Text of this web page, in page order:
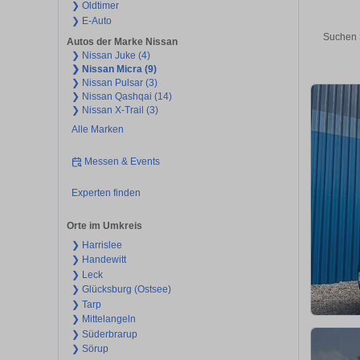
❯ Oldtimer
❯ E-Auto
Autos der Marke Nissan
❯ Nissan Juke (4)
❯ Nissan Micra (9)
❯ Nissan Pulsar (3)
❯ Nissan Qashqai (14)
❯ Nissan X-Trail (3)
Alle Marken
Messen & Events
Experten finden
Orte im Umkreis
❯ Harrislee
❯ Handewitt
❯ Leck
❯ Glücksburg (Ostsee)
❯ Tarp
❯ Mittelangeln
❯ Süderbrarup
❯ Sörup
Suchen